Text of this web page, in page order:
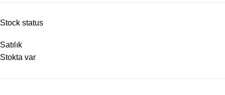
Stock status
Satılık
Stokta var